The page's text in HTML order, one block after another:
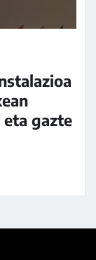
gazte